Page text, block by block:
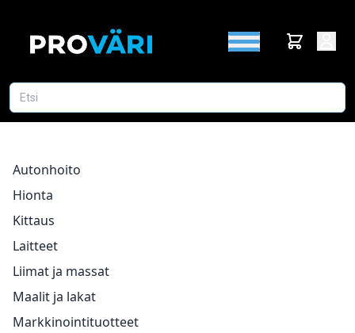
Autonhoito
Hionta
Kittaus
Laitteet
Liimat ja massat
Maalit ja lakat
Markkinointituotteet